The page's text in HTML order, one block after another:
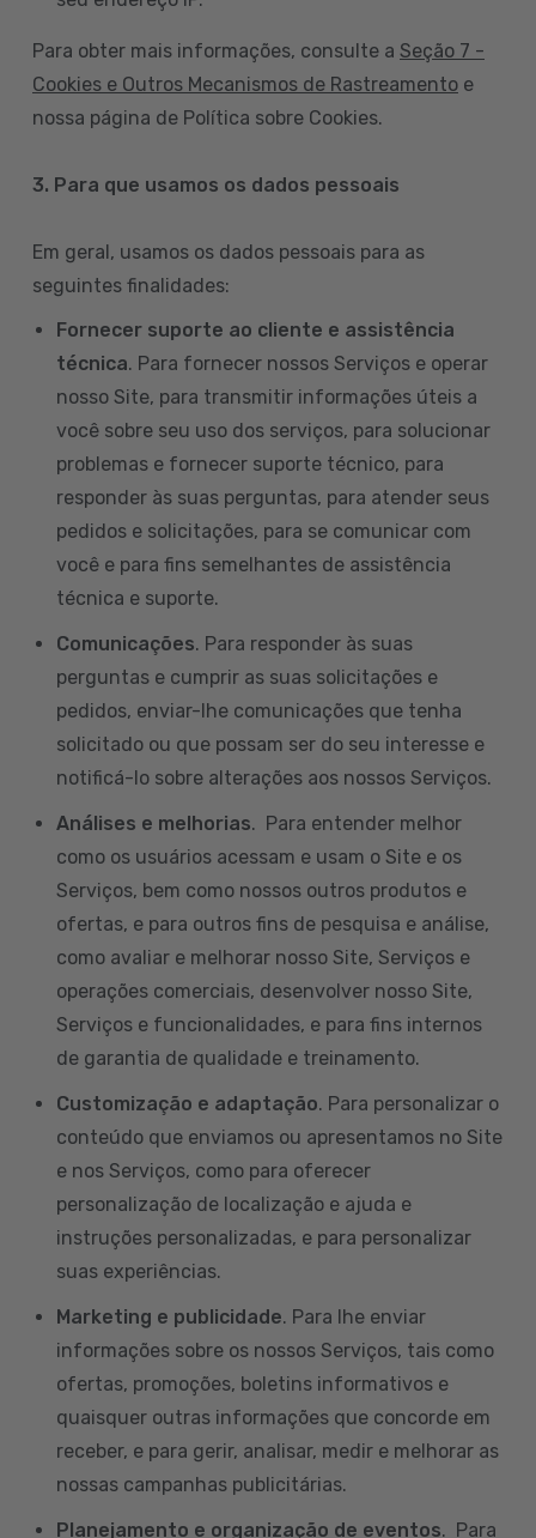
Para obter mais informações, consulte a Seção 7 -
Cookies e Outros Mecanismos de Rastreamento e
nossa página de Política sobre Cookies.
3. Para que usamos os dados pessoais
Em geral, usamos os dados pessoais para as
seguintes finalidades:
Fornecer suporte ao cliente e assistência
técnica. Para fornecer nossos Serviços e operar
nosso Site, para transmitir informações úteis a
você sobre seu uso dos serviços, para solucionar
problemas e fornecer suporte técnico, para
responder às suas perguntas, para atender seus
pedidos e solicitações, para se comunicar com
você e para fins semelhantes de assistência
técnica e suporte.
Comunicações. Para responder às suas
perguntas e cumprir as suas solicitações e
pedidos, enviar-lhe comunicações que tenha
solicitado ou que possam ser do seu interesse e
notificá-lo sobre alterações aos nossos Serviços.
Análises e melhorias. Para entender melhor
como os usuários acessam e usam o Site e os
Serviços, bem como nossos outros produtos e
ofertas, e para outros fins de pesquisa e análise,
como avaliar e melhorar nosso Site, Serviços e
operações comerciais, desenvolver nosso Site,
Serviços e funcionalidades, e para fins internos
de garantia de qualidade e treinamento.
Customização e adaptação. Para personalizar o
conteúdo que enviamos ou apresentamos no Site
e nos Serviços, como para oferecer
personalização de localização e ajuda e
instruções personalizadas, e para personalizar
suas experiências.
Marketing e publicidade. Para lhe enviar
informações sobre os nossos Serviços, tais como
ofertas, promoções, boletins informativos e
quaisquer outras informações que concorde em
receber, e para gerir, analisar, medir e melhorar as
nossas campanhas publicitárias.
Planejamento e organização de eventos. Para